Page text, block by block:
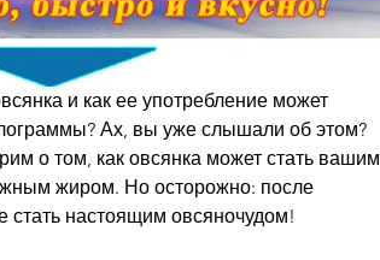
и как ее употребление может
Ах, вы уже слышали об этом?
о том, как овсянка может стать вашим
жиром. Но осторожно: после
стать настоящим овсяночудом!